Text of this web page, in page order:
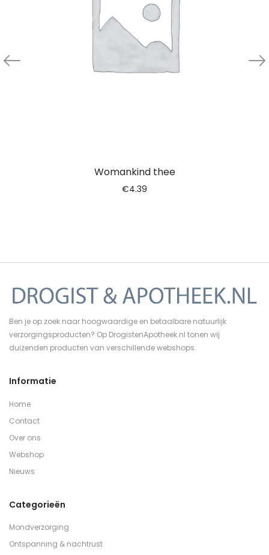
Womankind thee
€4.39
Ben je op zoek naar hoogwaardige en betaalbare natuurlijk
verzorgingsproducten? Op DrogistenApotheek.nl tonen wij
duizenden producten van verschillende webshops.
Informatie
Home
Contact
Over ons
Webshop
Nieuws
Categorieën
Mondverzorging
Ontspanning & nachtrust